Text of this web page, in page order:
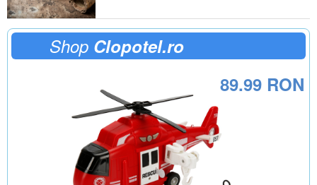
Shop Clopotel.ro
89.99 RON